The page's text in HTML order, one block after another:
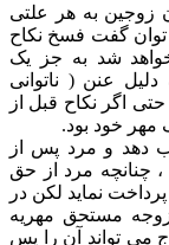
زوجین به هر علتی
توان گفت فسخ نکاح
شد به جز یک
عنن ( ناتوانی
اگر نکاح قبل از
خود بود.
دهد و مرد پس از
چنانچه مرد از حق
نماید لکن در
مستحق مهریه
می تواند آن را پس